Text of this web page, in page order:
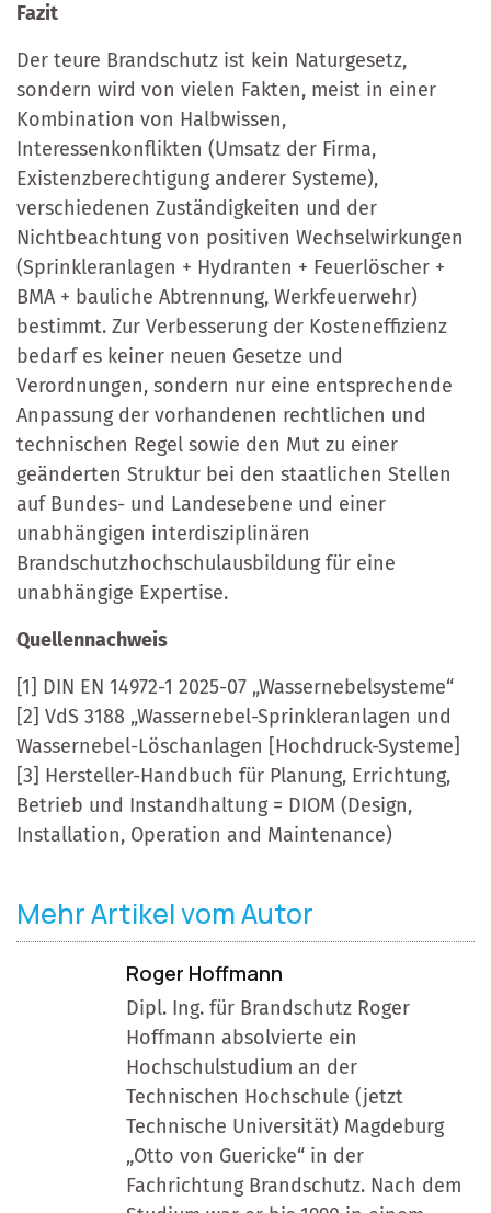
Fazit
Der teure Brandschutz ist kein Naturgesetz,
sondern wird von vielen Fakten, meist in einer
Kombination von Halbwissen,
Interessenkonflikten (Umsatz der Firma,
Existenzberechtigung anderer Systeme),
verschiedenen Zuständigkeiten und der
Nichtbeachtung von positiven Wechselwirkungen
(Sprinkleranlagen + Hydranten + Feuerlöscher +
BMA + bauliche Abtrennung, Werkfeuerwehr)
bestimmt. Zur Verbesserung der Kosteneffizienz
bedarf es keiner neuen Gesetze und
Verordnungen, sondern nur eine entsprechende
Anpassung der vorhandenen rechtlichen und
technischen Regel sowie den Mut zu einer
geänderten Struktur bei den staatlichen Stellen
auf Bundes- und Landesebene und einer
unabhängigen interdisziplinären
Brandschutzhochschulausbildung für eine
unabhängige Expertise.
Quellennachweis
[1] DIN EN 14972-1 2025-07 „Wassernebelsysteme“
[2] VdS 3188 „Wassernebel-Sprinkleranlagen und
Wassernebel-Löschanlagen [Hochdruck-Systeme]
[3] Hersteller-Handbuch für Planung, Errichtung,
Betrieb und Instandhaltung = DIOM (Design,
Installation, Operation and Maintenance)
Mehr Artikel vom Autor
Roger Hoffmann
Dipl. Ing. für Brandschutz Roger
Hoffmann absolvierte ein
Hochschulstudium an der
Technischen Hochschule (jetzt
Technische Universität) Magdeburg
„Otto von Guericke“ in der
Fachrichtung Brandschutz. Nach dem